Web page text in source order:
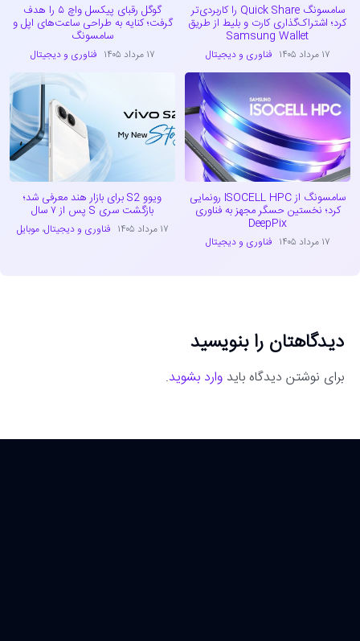
سامسونگ Quick Share را کاربردی‌تر
کرد؛ اشتراک‌گذاری کارت و بلیط از طریق
Samsung Wallet
۱۷ مرداد ۱۴۰۵ فناوری و دیجیتال
گوگل رقبای پیکسل واچ ۵ را هدف
گرفت؛ کنایه به طراحی ساعت‌های اپل و
سامسونگ
۱۷ مرداد ۱۴۰۵ فناوری و دیجیتال
سامسونگ از ISOCELL HPC رونمایی
کرد؛ نخستین حسگر مجهز به فناوری
DeepPix
۱۷ مرداد ۱۴۰۵ فناوری و دیجیتال
ویوو S2 برای بازار هند معرفی شد؛
بازگشت سری S پس از ۷ سال
۱۷ مرداد ۱۴۰۵ فناوری و دیجیتال،موبایل
دیدگاهتان را بنویسید
برای نوشتن دیدگاه باید وارد بشوید.